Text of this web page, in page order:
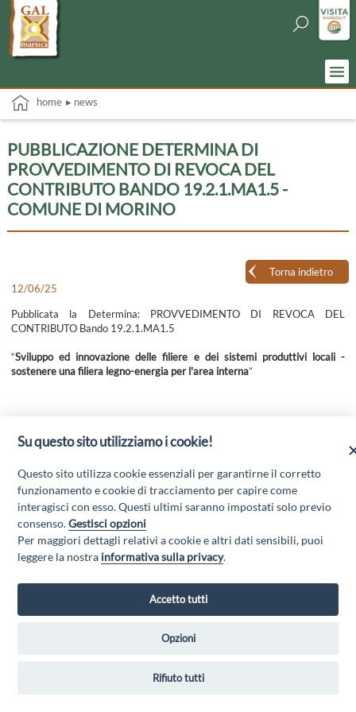
home ▸ news
PUBBLICAZIONE DETERMINA DI
PROVVEDIMENTO DI REVOCA DEL
CONTRIBUTO BANDO 19.2.1.MA1.5 -
COMUNE DI MORINO
Torna indietro
12/06/25
Pubblicata la Determina: PROVVEDIMENTO DI REVOCA DEL
CONTRIBUTO Bando 19.2.1.MA1.5
“Sviluppo ed innovazione delle filiere e dei sistemi produttivi locali -
sostenere una filiera legno-energia per l'area interna”
AVVISI E BANDIdel presente sito web.
gal@marsica.it- PEC:
Privacy Policy|
Su questo sito utilizziamo i cookie!
Questo sito utilizza cookie essenziali per garantirne il corretto
funzionamento e cookie di tracciamento per capire come
interagisci con esso. Questi ultimi saranno impostati solo previo
consenso.Gestisci opzioni
Per maggiori dettagli relativi a cookie e altri dati sensibili, puoi
leggere la nostra informativa sulla privacy.
Accetto tutti
Opzioni
Rifiuto tutti